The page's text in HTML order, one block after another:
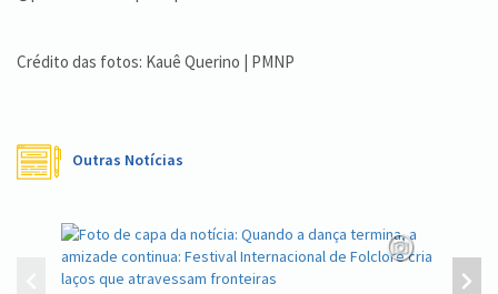
Crédito das fotos: Kauê Querino | PMNP
Outras Notícias
Nova